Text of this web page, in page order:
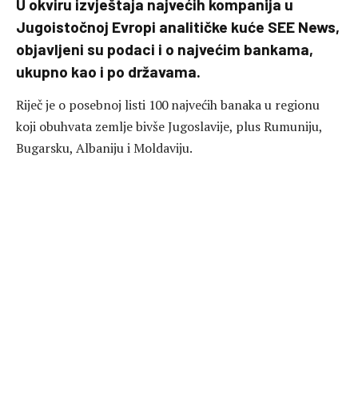
U okviru izvještaja najvećih kompanija u
Jugoistočnoj Evropi analitičke kuće SEE News,
objavljeni su podaci i o najvećim bankama,
ukupno kao i po državama.
Riječ je o posebnoj listi 100 najvećih banaka u regionu
koji obuhvata zemlje bivše Jugoslavije, plus Rumuniju,
Bugarsku, Albaniju i Moldaviju.